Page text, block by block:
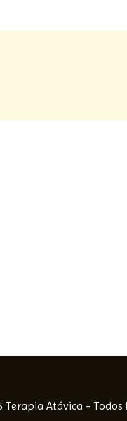
Terapia Atávica - Todos